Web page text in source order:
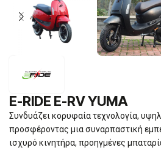
E-RIDE E-RV YUMA
Συνδυάζει κορυφαία τεχνολογία,
προσφέροντας μια συναρπαστική
ισχυρό κινητήρα, προηγμένες